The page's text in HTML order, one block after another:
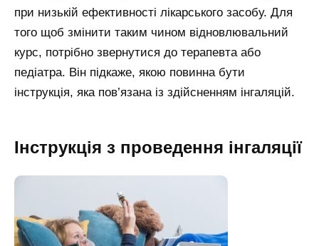
при низькій ефективності лікарського засобу. Для
того щоб змінити таким чином відновлювальний
курс, потрібно звернутися до терапевта або
педіатра. Він підкаже, якою повинна бути
інструкція, яка пов’язана із здійсненням інгаляцій.
Інструкція з проведення інгаляції